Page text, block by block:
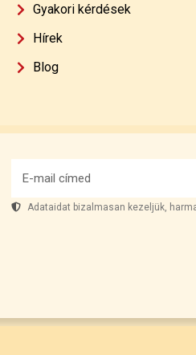
Gyakori kérdések
Hírek
Blog
Adataidat bizalmasan kezeljük,